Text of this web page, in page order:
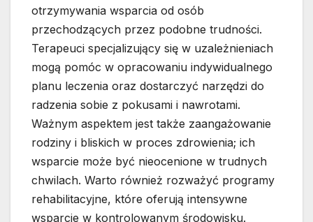
otrzymywania wsparcia od osób
przechodzących przez podobne trudności.
Terapeuci specjalizujący się w uzależnieniach
mogą pomóc w opracowaniu indywidualnego
planu leczenia oraz dostarczyć narzędzi do
radzenia sobie z pokusami i nawrotami.
Ważnym aspektem jest także zaangażowanie
rodziny i bliskich w proces zdrowienia; ich
wsparcie może być nieocenione w trudnych
chwilach. Warto również rozważyć programy
rehabilitacyjne, które oferują intensywne
wsparcie w kontrolowanym środowisku.